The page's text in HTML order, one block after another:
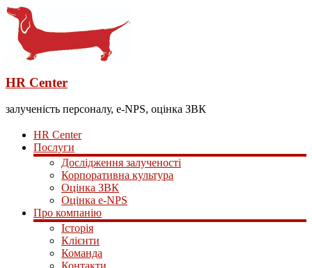
HR Center
залученість персоналу, e-NPS, оцінка ЗВК
HR Center
Послуги
Дослідження залученості
Корпоративна культура
Оцінка ЗВК
Оцінка e-NPS
Про компанію
Історія
Клієнти
Команда